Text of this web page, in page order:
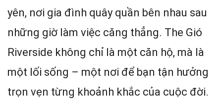
yên, nơi gia đình quây quần bên nhau sau
những giờ làm việc căng thẳng. The Gió
Riverside không chỉ là một căn hộ, mà là
một lối sống – một nơi để bạn tận hưởng
trọn vẹn từng khoảnh khắc của cuộc đời.